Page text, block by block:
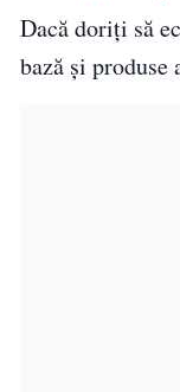
Dacă doriți să
bază și